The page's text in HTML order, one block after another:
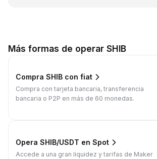
Más formas de operar SHIB
Compra SHIB con fiat
Compra con tarjeta bancaria, transferencia
bancaria o P2P en más de 60 monedas.
Opera SHIB/USDT en Spot
Accede a una gran liquidez y tarifas de Maker